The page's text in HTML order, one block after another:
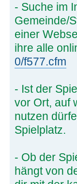
- Suche im
Gemeinde/
einer
ihre alle
0/f577.cfm
- Ist der
vor Ort, auf
nutzen
Spielplatz.
- Ob der
hängt von